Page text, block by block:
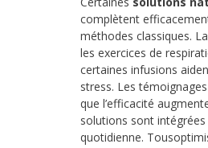
complètent
méthodes classiques.
les exercices de
certaines infusions
stress. Les
que l’efficacité
solutions sont
quotidienne.